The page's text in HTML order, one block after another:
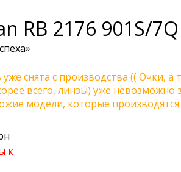
RB 2176 901S/7Q
снята с производства (( Очки, а
всего, линзы) уже невозможно
модели, которые
к